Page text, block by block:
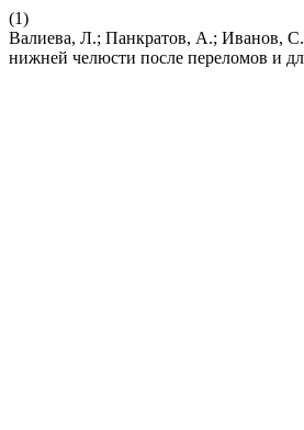
(1)
Валиева, Л.; Панкратов, А.; Иванов,
нижней челюсти после переломов и